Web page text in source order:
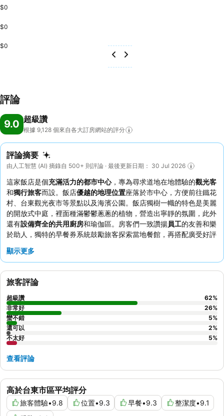
$0
$0
$0
評論
9.0 超級讚
根據 9,128 個來自各大訂房網站的評分
評論摘要
由人工智慧 (AI) 摘錄自 500+ 則評論 · 最後更新日期： 30 Jul 2026
這家飯店是個充滿活力的都市中心，專為尋求道地在地體驗的觀光客
和獨行旅客而設。飯店優越的地理位置座落於市中心，方便前往鐵花
村、台東觀光夜市等景點以及海濱公園。飯店獨樹一幟的特色是美麗
的開放式中庭，裡面種滿鬱鬱蔥蔥的植物，營造出寧靜的氛圍，此外
還有設備齊全的共用廚房和瑜伽區。房客們一致讚揚員工的友善和樂
於助人，獨特的早餐券系統鼓勵旅客探索當地餐館，再搭配廣受好評
街的客房，因為部分客房曾有隔音不佳的問題。
顯示更多
高於台東市區平均評分
旅客體驗•9.8 位置•9.3 早餐•9.3 整潔度•9.1
旅客評論
超級讚 62%
非常好
26%
蠻不錯
5%
還可以
2%
不太好
5%
查看評論